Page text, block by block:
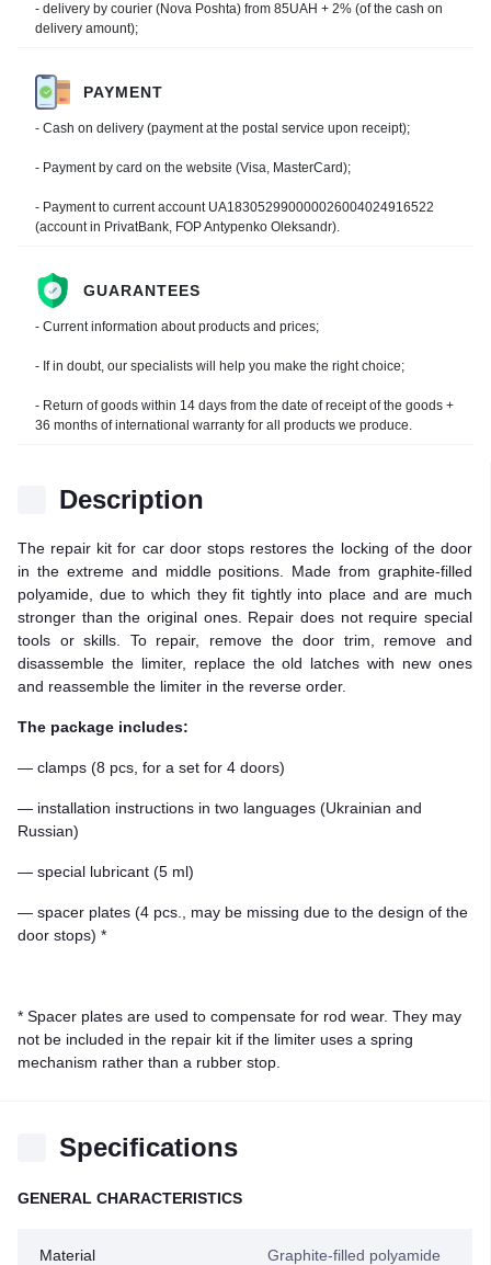
Description
The repair kit for car door stops restores the locking of the door
in the extreme and middle positions. Made from graphite-filled
polyamide, due to which they fit tightly into place and are much
stronger than the original ones. Repair does not require special
tools or skills. To repair, remove the door trim, remove and
disassemble the limiter, replace the old latches with new ones
and reassemble the limiter in the reverse order.
The package includes:
— clamps (8 pcs, for a set for 4 doors)
— installation instructions in two languages (Ukrainian and
Russian)
— special lubricant (5 ml)
— spacer plates (4 pcs., may be missing due to the design of the
door stops) *
* Spacer plates are used to compensate for rod wear. They may
not be included in the repair kit if the limiter uses a spring
mechanism rather than a rubber stop.
Specifications
GENERAL CHARACTERISTICS
Material
Graphite-filled polyamide
- delivery by courier (Nova Poshta) from 85UAH + 2% (of the cash on
delivery amount);
PAYMENT
- Cash on delivery (payment at the postal service upon receipt);
- Payment by card on the website (Visa, MasterCard);
- Payment to current account UA183052990000026004024916522
(account in PrivatBank, FOP Antypenko Oleksandr).
GUARANTEES
- Current information about products and prices;
- If in doubt, our specialists will help you make the right choice;
- Return of goods within 14 days from the date of receipt of the goods +
36 months of international warranty for all products we produce.